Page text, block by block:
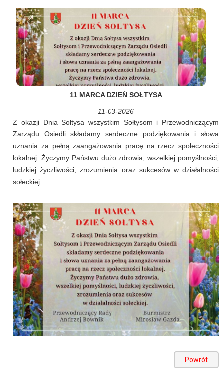
11 MARCA DZIEŃ SOŁTYSA
11-03-2026
Z okazji Dnia Sołtysa wszystkim Sołtysom i Przewodniczącym
Zarządu Osiedli składamy serdeczne podziękowania i słowa
uznania za pełną zaangażowania pracę na rzecz społeczności
lokalnej. Życzymy Państwu dużo zdrowia, wszelkiej pomyślności,
ludzkiej życzliwości, zrozumienia oraz sukcesów w działalności
sołeckiej.
Powrót